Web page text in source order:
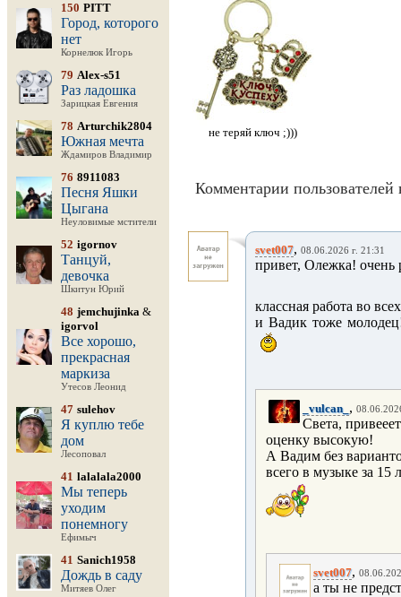
150 PITT
Город, которого
нет
Корнелюк Игорь
79 Alex-s51
Раз ладошка
Зарицкая Евгения
78 Arturchik2804
Южная мечта
Ждамиров Владимир
76 8911083
Песня Яшки
Цыгана
Неуловимые мстители
52 igornov
Танцуй,
девочка
Шкитун Юрий
48 jemchujinka &
igorvol
Все хорошо,
прекрасная
маркиза
Утесов Леонид
47 sulehov
Я куплю тебе
дом
Лесоповал
41 lalalala2000
Мы теперь
уходим
понемногу
Ефимыч
41 Sanich1958
Дождь в саду
Митяев Олег
не теряй ключ ;)))
Комментарии пользователей
svet007, 08.06.2026 г. 21:31
привет, Олежка! очень
классная работа во
и Вадик тоже
_vulcan_ ,
Света,
оценку высокую!
А Вадим без
всего в музыке за 15
svet007,
а ты не